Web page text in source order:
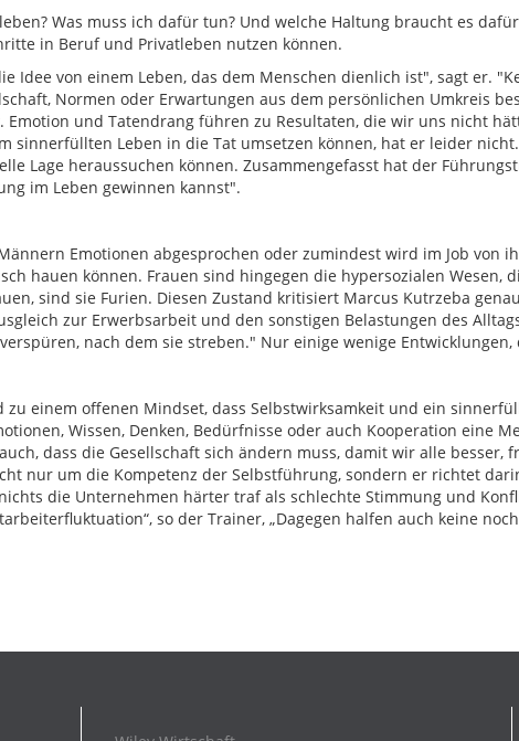
Was muss ich dafür tun? Und welche Haltung braucht es
in Beruf und Privatleben nutzen können.
Idee von einem Leben, das dem Menschen dienlich ist", sagt er.
Normen oder Erwartungen aus dem persönlichen Umkreis
und Tatendrang führen zu Resultaten, die wir uns nicht
sinnerfüllten Leben in die Tat umsetzen können, hat er leider
Lage heraussuchen können. Zusammengefasst hat der
im Leben gewinnen kannst".
Emotionen abgesprochen oder zumindest wird im Job von
hauen können. Frauen sind hingegen die hypersozialen Wesen,
sind sie Furien. Diesen Zustand kritisiert Marcus Kutrzeba
zur Erwerbsarbeit und den sonstigen Belastungen des
nach dem sie streben." Nur einige wenige
zu einem offenen Mindset, dass Selbstwirksamkeit und ein
Wissen, Denken, Bedürfnisse oder auch Kooperation eine
dass die Gesellschaft sich ändern muss, damit wir alle
nur um die Kompetenz der Selbstführung, sondern er richtet
die Unternehmen härter traf als schlechte Stimmung und
so der Trainer, „Dagegen halfen auch keine